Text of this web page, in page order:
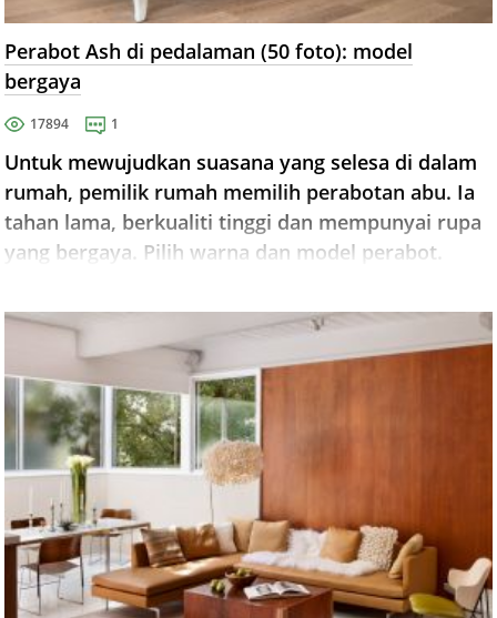
Perabot Ash di pedalaman (50 foto): model
bergaya
17894 1
Untuk mewujudkan suasana yang selesa di dalam
rumah, pemilik rumah memilih perabotan abu. Ia
tahan lama, berkualiti tinggi dan mempunyai rupa
yang bergaya. Pilih warna dan model perabot.